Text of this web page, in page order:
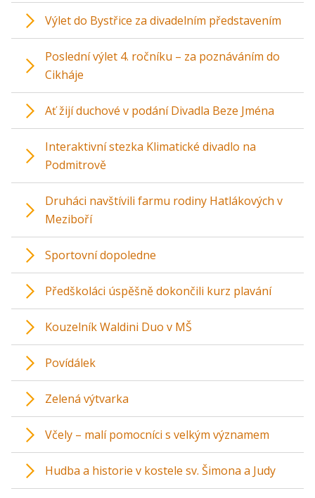
Výlet do Bystřice za divadelním představením
Poslední výlet 4. ročníku – za poznáváním do
Cikháje
Ať žijí duchové v podání Divadla Beze Jména
Interaktivní stezka Klimatické divadlo na
Podmitrově
Druháci navštívili farmu rodiny Hatlákových v
Meziboří
Sportovní dopoledne
Předškoláci úspěšně dokončili kurz plavání
Kouzelník Waldini Duo v MŠ
Povídálek
Zelená výtvarka
Včely – malí pomocníci s velkým významem
Hudba a historie v kostele sv. Šimona a Judy